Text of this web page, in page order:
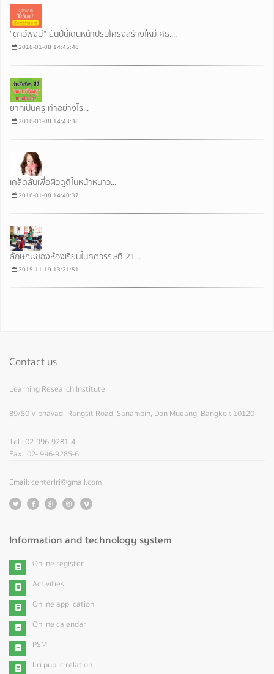
"ดาว์พงษ์" ยันปีนี้เดินหน้าปรับโครงสร้างใหม่ ศธ....
2016-01-08 14:45:46
ยากเป็นครู ทำอย่างไร...
2016-01-08 14:43:38
เคล็ดลับเพื่อผิวดูดีในหน้าหนาว...
2016-01-08 14:40:37
ลักษณะของห้องเรียนในศตวรรษที่ 21...
2015-11-19 13:21:51
Contact us
Learning Research Institute
89/50 Vibhavadi-Rangsit Road, Sanambin, Don Mueang, Bangkok 10120
Tel : 02-996-9281-4
Fax : 02- 996-9285-6
Email: centerlri@gmail.com
Information and technology system
Online register
Activities
Online application
Online calendar
PSM
Lri public relation